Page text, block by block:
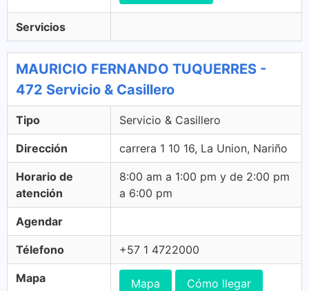
Servicios
MAURICIO FERNANDO TUQUERRES -
472 Servicio & Casillero
Tipo Servicio & Casillero
Dirección carrera 1 10 16, La Union, Nariño
Horario de
atención
8:00 am a 1:00 pm y de 2:00 pm
a 6:00 pm
Agendar
Télefono +57 1 4722000
Mapa Mapa Cómo llegar